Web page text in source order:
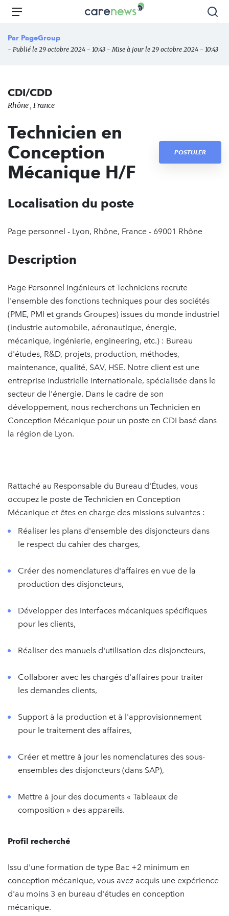
Aller
principal
Carenews,
des
Menu
Par PageGroup
- Publié le 29 octobre 2024 - 10:43 - Mise à jour le 29 octobre 2024 - 10:43
CDI/CDD
Rhône , France
Technicien en
Conception
Mécanique H/F
POSTULER
Localisation du poste
Page personnel - Lyon, Rhône, France - 69001 Rhône
Description
Page Personnel Ingénieurs et Techniciens recrute
l'ensemble des fonctions techniques pour des sociétés
(PME, PMI et grands Groupes) issues du monde industriel
(industrie automobile, aéronautique, énergie,
mécanique, ingénierie, engineering, etc.) : Bureau
d'études, R&D, projets, production, méthodes,
maintenance, qualité, SAV, HSE. Notre client est une
entreprise industrielle internationale, spécialisée dans le
secteur de l'énergie. Dans le cadre de son
développement, nous recherchons un Technicien en
Conception Mécanique pour un poste en CDI basé dans
la région de Lyon.
Rattaché au Responsable du Bureau d'Études, vous
occupez le poste de Technicien en Conception
Mécanique et êtes en charge des missions suivantes :
Réaliser les plans d'ensemble des disjoncteurs dans
le respect du cahier des charges,
Créer des nomenclatures d'affaires en vue de la
production des disjoncteurs,
Développer des interfaces mécaniques spécifiques
pour les clients,
Réaliser des manuels d'utilisation des disjoncteurs,
Collaborer avec les chargés d'affaires pour traiter
les demandes clients,
Support à la production et à l'approvisionnement
pour le traitement des affaires,
Créer et mettre à jour les nomenclatures des sous-
ensembles des disjoncteurs (dans SAP),
Mettre à jour des documents « Tableaux de
composition » des appareils.
Profil recherché
Issu d'une formation de type Bac +2 minimum en
conception mécanique, vous avez acquis une expérience
d'au moins 3 en bureau d'études en conception
mécanique.